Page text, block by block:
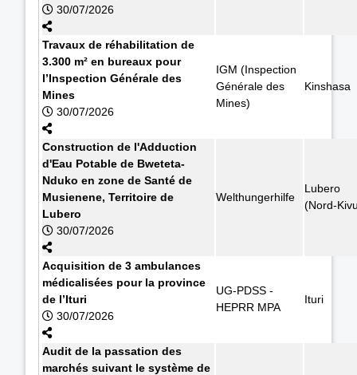
30/07/2026
Travaux de réhabilitation de
3.300 m² en bureaux pour
l’Inspection Générale des
Mines
30/07/2026
IGM (Inspection
Générale des
Mines)
Kinshasa
Construction de l'Adduction
d'Eau Potable de Bweteta-
Nduko en zone de Santé de
Musienene, Territoire de
Lubero
30/07/2026
Welthungerhilfe
Lubero
(Nord-
Acquisition de 3 ambulances
médicalisées pour la province
de l’Ituri
30/07/2026
UG-PDSS -
HEPRR MPA
Ituri
Audit de la passation des
marchés suivant le système de